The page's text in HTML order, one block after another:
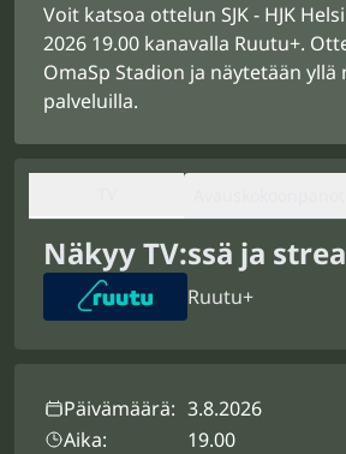
Voit katsoa ottelun SJK - HJK
2026 19.00 kanavalla Ruutu+.
OmaSp Stadion ja näytetään yllä
palveluilla.
Näkyy TV:ssä ja
Ruutu+
Päivämäärä: 3.8.2026
Aika:
19.00